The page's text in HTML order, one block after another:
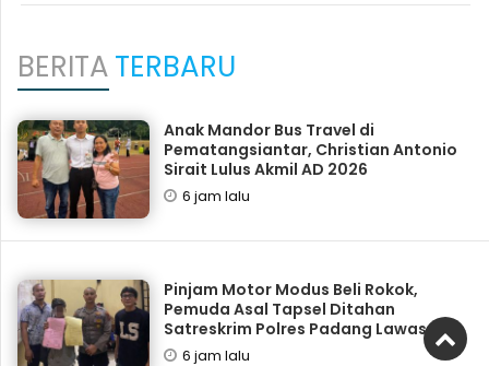
BERITATERBARU
Anak Mandor Bus Travel di
Pematangsiantar, Christian Antonio
Sirait Lulus Akmil AD 2026
6 jam lalu
Pinjam Motor Modus Beli Rokok,
Pemuda Asal Tapsel Ditahan
Satreskrim Polres Padang Lawas
6 jam lalu